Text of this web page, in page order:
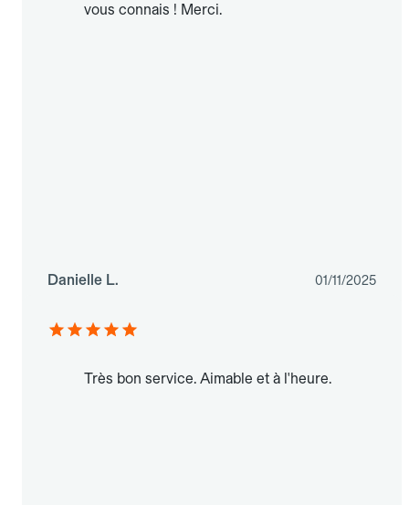
vous connais ! Merci.
Danielle L. 01/11/2025
Très bon service. Aimable et à l'heure.